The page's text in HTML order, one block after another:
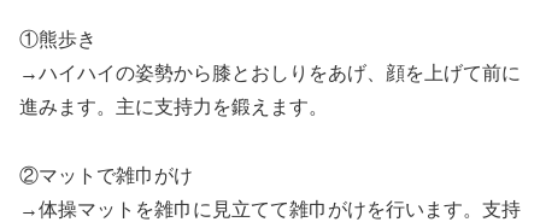
①熊歩き
→ハイハイの姿勢から膝とおしりをあげ、顔を上げて前に
進みます。主に支持力を鍛えます。
②マットで雑巾がけ
→体操マットを雑巾に見立てて雑巾がけを行います。支持